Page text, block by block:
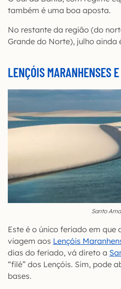
também é uma boa aposta.
No restante da região (do
Grande do Norte), julho ainda
LENÇÓIS MARANHENSES
Santo
Este é o único feriado em que
viagem aos Lençóis
dias do feriado, vá direto a
“filé” dos Lençóis. Sim, pode
bases.